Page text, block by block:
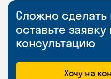
Сложно
оставьте
консультацию
Хочу на